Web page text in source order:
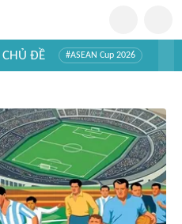
CHỦ ĐỀ #ASEAN Cup 2026